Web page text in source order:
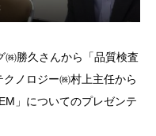
㈱勝久さんから「品質検査
ノロジー㈱村上主任から
」についてのプレゼンテ